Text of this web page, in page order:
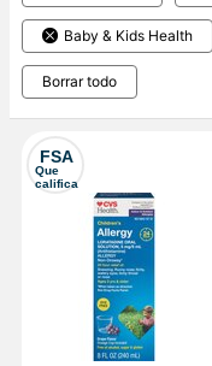
Baby & Kids Health
Borrar todo
FSA
Que
califica